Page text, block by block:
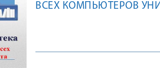
ВСЕХ КОМПЬЮТЕРОВ